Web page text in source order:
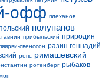
офф плеханов
полупанов
прибыльский природин
свенссон разин геннадий
репс римашевский
ротенберг рыбаков